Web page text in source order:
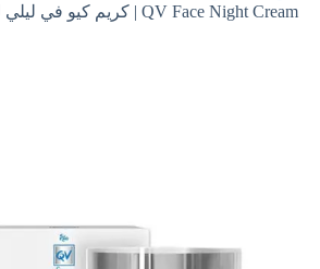
QV Face Night Cream | كريم كيو في ليلي للوجه